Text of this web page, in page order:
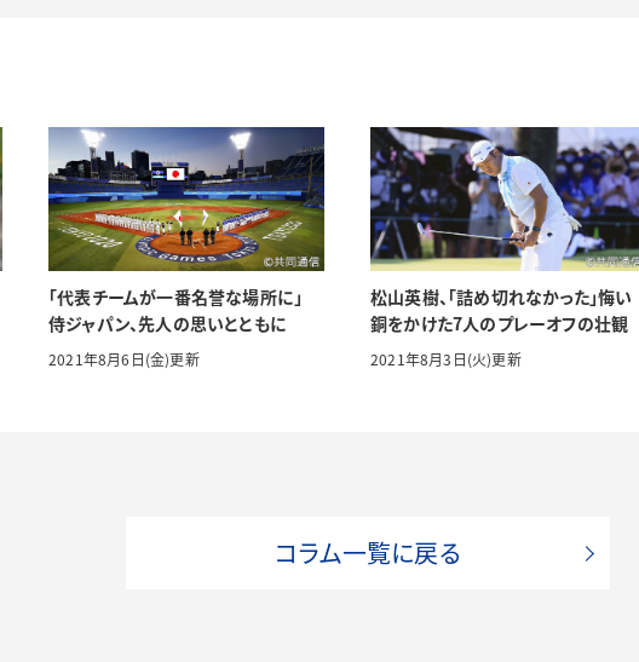
「代表チームが一番名誉な場所に」
侍ジャパン、先人の思いとともに
2021年8月6日(金)更新
松山英樹、「詰め切れなかった」悔い
銅をかけた7人のプレーオフの壮観
2021年8月3日(火)更新
コラム一覧に戻る